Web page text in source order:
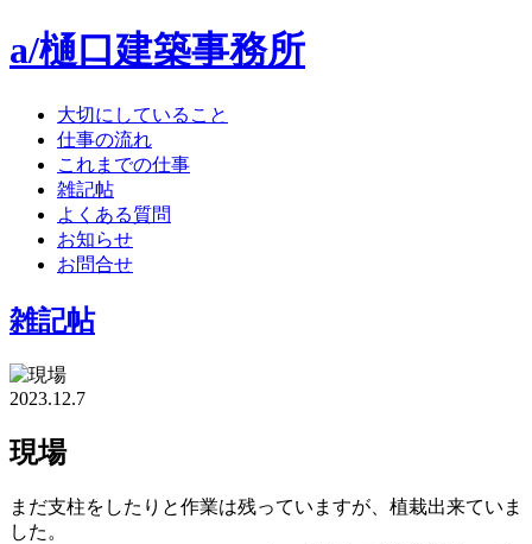
a/樋口建築事務所
大切にしていること
仕事の流れ
これまでの仕事
雑記帖
よくある質問
お知らせ
お問合せ
雑記帖
2023.12.7
現場
まだ支柱をしたりと作業は残っていますが、植栽出来ていま
した。